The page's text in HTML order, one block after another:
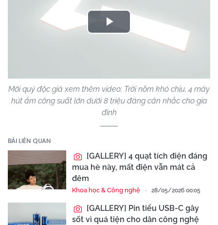
Play
Mời quý độc giả xem thêm video: Trời nồm khó chịu, 4 máy
hút ẩm công suất lớn dưới 8 triệu đáng cân nhắc cho gia
đình
BÀI LIÊN QUAN
[GALLERY] 4 quạt tích điện đáng
mua hè này, mất điện vẫn mát cả
đêm
Khoa học & Công nghệ 28/05/2026 00:05
[GALLERY] Pin tiểu USB-C gây
sốt vì quá tiện cho dân công nghệ